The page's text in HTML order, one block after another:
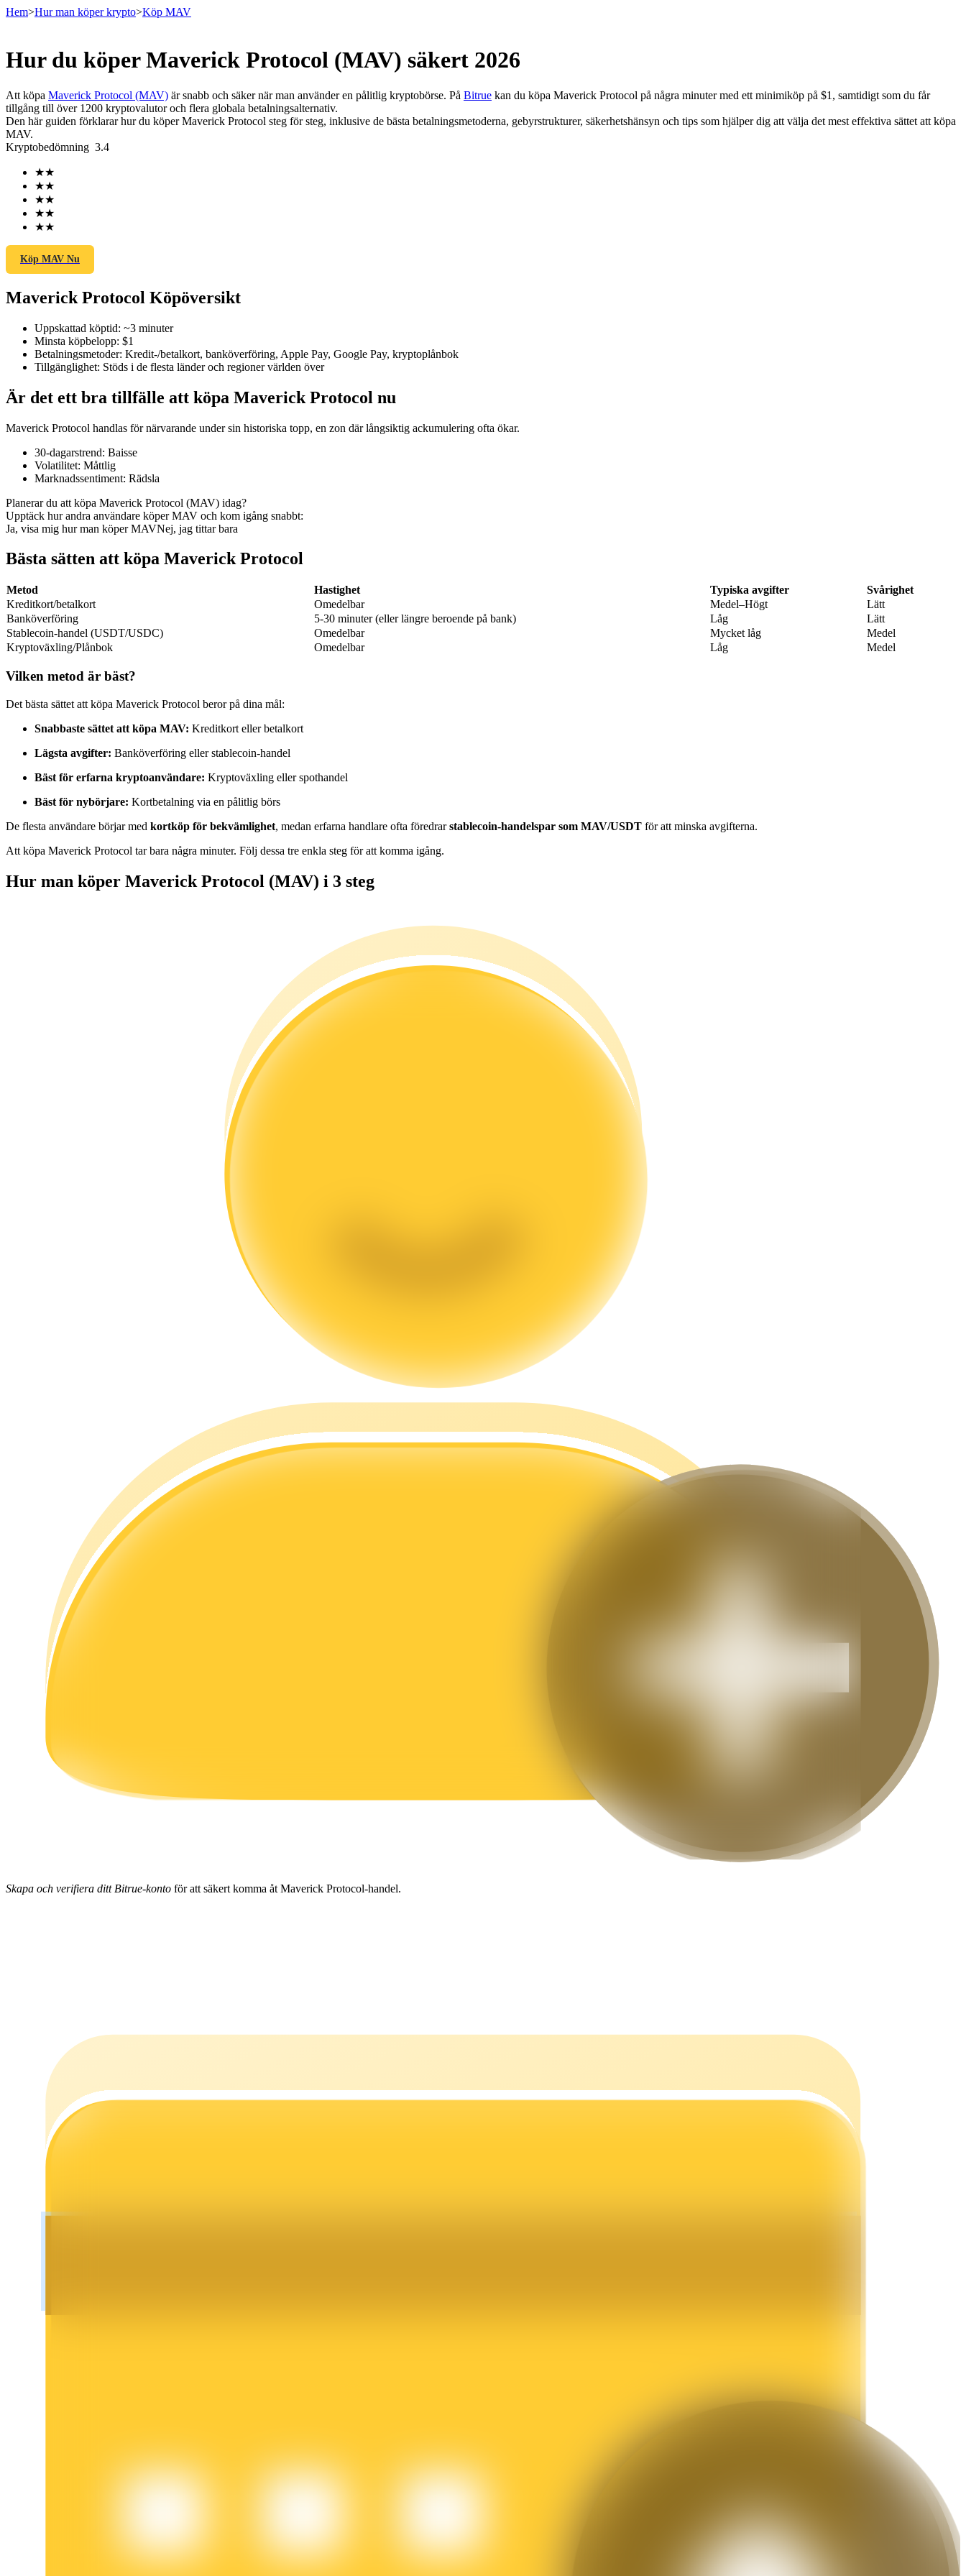
Terminer
USDT Futures
TradFi
USDC Futures
Kopiera Trading
Gå med de bästa handlarna
Njut av vinstdelning och kopieringshandelsprovisioner
Big data-analys inklusive handelsinformation, etc.
Lär dig hur du håller dig lönsam
Power Piggy
Launchpool
Flexibel insats för att tjäna populära tokens
Hem>Hur man köper krypto>Köp MAV
Hur du köper Maverick Protocol (MAV) säkert 2026
Att köpa Maverick Protocol (MAV) är snabb och säker när man använder en pålitlig kryptobörse. På Bitrue kan du köpa Maverick Protocol på några minuter med ett minimiköp på $1, samtidigt som du får
tillgång till över 1200 kryptovalutor och flera globala betalningsalternativ.
Den här guiden förklarar hur du köper Maverick Protocol steg för steg, inklusive de bästa betalningsmetoderna, gebyrstrukturer, säkerhetshänsyn och tips som hjälper dig att välja det mest effektiva sättet att köpa
MAV.
Kryptobedömning 3.4
★★
★★
★★
★★
★★
Köp MAV Nu
Maverick Protocol Köpöversikt
Uppskattad köptid: ~3 minuter
Minsta köpbelopp: $1
Betalningsmetoder: Kredit-/betalkort, banköverföring, Apple Pay, Google Pay, kryptoplånbok
Tillgänglighet: Stöds i de flesta länder och regioner världen över
Är det ett bra tillfälle att köpa Maverick Protocol nu
Maverick Protocol handlas för närvarande under sin historiska topp, en zon där långsiktig ackumulering ofta ökar.
30-dagarstrend: Baisse
Volatilitet: Måttlig
Marknadssentiment: Rädsla
Planerar du att köpa Maverick Protocol (MAV) idag?
Upptäck hur andra användare köper MAV och kom igång snabbt:
Ja, visa mig hur man köper MAVNej, jag tittar bara
Bästa sätten att köpa Maverick Protocol
Metod Hastighet Typiska avgifter
Svårighet
Kreditkort/betalkort
Omedelbar Medel–Högt
Lätt
Banköverföring
5-30 minuter (eller längre beroende på bank) Låg
Lätt
Stablecoin-handel (USDT/USDC)
Omedelbar Mycket låg
Medel
Kryptoväxling/Plånbok
Omedelbar Låg Medel
Vilken metod är bäst?
Det bästa sättet att köpa Maverick Protocol beror på dina mål:
Snabbaste sättet att köpa MAV: Kreditkort eller betalkort
Lägsta avgifter: Banköverföring eller stablecoin-handel
Bäst för erfarna kryptoanvändare: Kryptoväxling eller spothandel
Bäst för nybörjare: Kortbetalning via en pålitlig börs
De flesta användare börjar med kortköp för bekvämlighet, medan erfarna handlare ofta föredrarstablecoin-handelspar som MAV/USDT för att minska avgifterna.
Att köpa Maverick Protocol tar bara några minuter. Följ dessa tre enkla steg för att komma igång.
Hur man köper Maverick Protocol (MAV) i 3 steg
Skapa och verifiera ditt Bitrue-konto för att säkert komma åt Maverick Protocol-handel.